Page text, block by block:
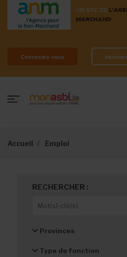
UN SITE DE
MARCHAND
Connectez-vous
Accueil Emploi
RECHERCHER :
Provinces
Type de fonction